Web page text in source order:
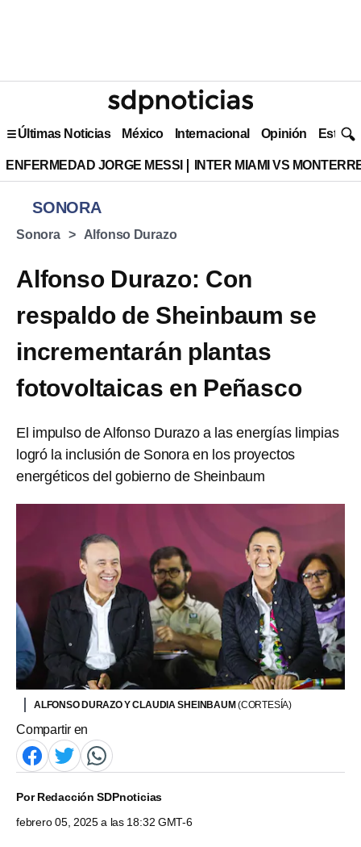
Últimas Noticias México Internacional Opinión Estilo
ENFERMEDAD JORGE MESSI INTER MIAMI VS
SONORA
Sonora Alfonso Durazo
Alfonso Durazo: Con
respaldo de Sheinbaum se
incrementarán plantas
fotovoltaicas en Peñasco
El impulso de Alfonso Durazo a las energías limpias
logró la inclusión de Sonora en los proyectos
energéticos del gobierno de Sheinbaum
ALFONSO DURAZO Y CLAUDIA SHEINBAUM (CORTESÍA)
Compartir en
PorRedacción SDPnoticias
febrero 05, 2025 a las 18:32 GMT-6